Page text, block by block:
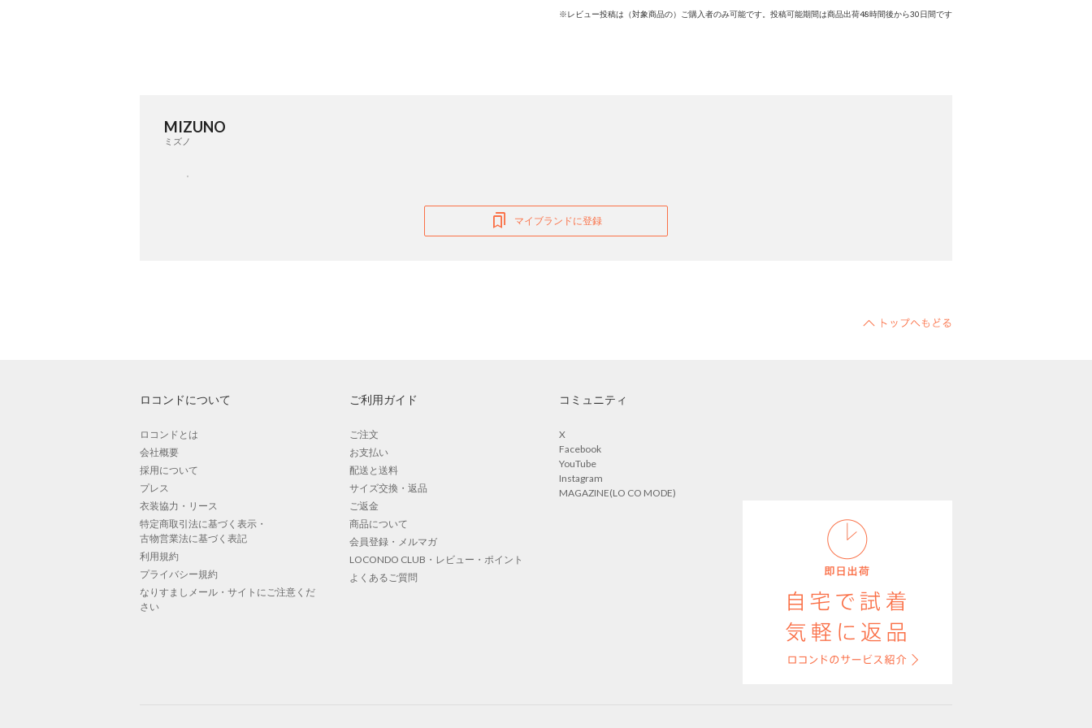
※レビュー投稿は（対象商品の）ご購入者のみ可能です。投稿可能期間は商品出荷48時間後から30日間です
MIZUNO
ミズノ
マイブランドに登録
ロコンドについて
ロコンドとは
会社概要
採用について
プレス
衣装協力・リース
特定商取引法に基づく表示・
古物営業法に基づく表記
利用規約
プライバシー規約
なりすましメール・サイトにご注意くだ
さい
ご利用ガイド
ご注文
お支払い
配送と送料
サイズ交換・返品
ご返金
商品について
会員登録・メルマガ
LOCONDO CLUB・レビュー・ポイント
よくあるご質問
コミュニティ
X
Facebook
YouTube
Instagram
MAGAZINE(LO CO MODE)